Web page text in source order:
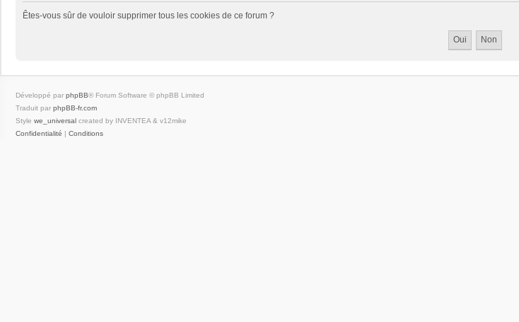
Êtes-vous sûr de vouloir supprimer tous les cookies de ce forum ?
Développé par phpBB® Forum Software © phpBB Limited
Traduit par phpBB-fr.com
Style we_universal created by INVENTEA & v12mike
Confidentialité | Conditions